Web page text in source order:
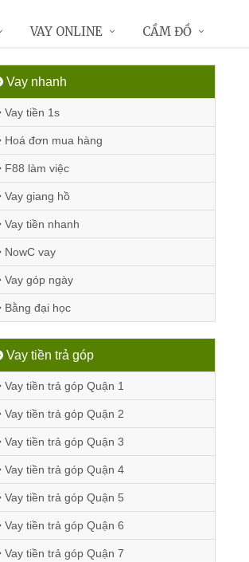
Vay nhanh
Vay tiền 1s
Hoá đơn mua hàng
F88 làm việc
Vay giang hồ
Vay tiền nhanh
NowC vay
Vay góp ngày
Bằng đại học
Vay tiền trả góp
Vay tiền trả góp Quận 1
Vay tiền trả góp Quận 2
Vay tiền trả góp Quận 3
Vay tiền trả góp Quận 4
Vay tiền trả góp Quận 5
Vay tiền trả góp Quận 6
Vay tiền trả góp Quận 7
VAY ONLINE CẦM ĐỒ